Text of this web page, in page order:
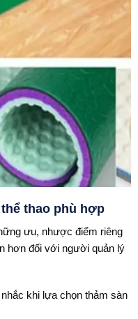
thao phù hợp
ưu, nhược điểm riêng
hơn đối với người quản lý
khi lựa chọn thảm sàn